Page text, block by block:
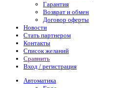
Гарантия
Возврат и обмен
Договор оферты
Новости
Стать партнером
Контакты
Список желаний
Сравнить
Вход / регистрация
Автоматика